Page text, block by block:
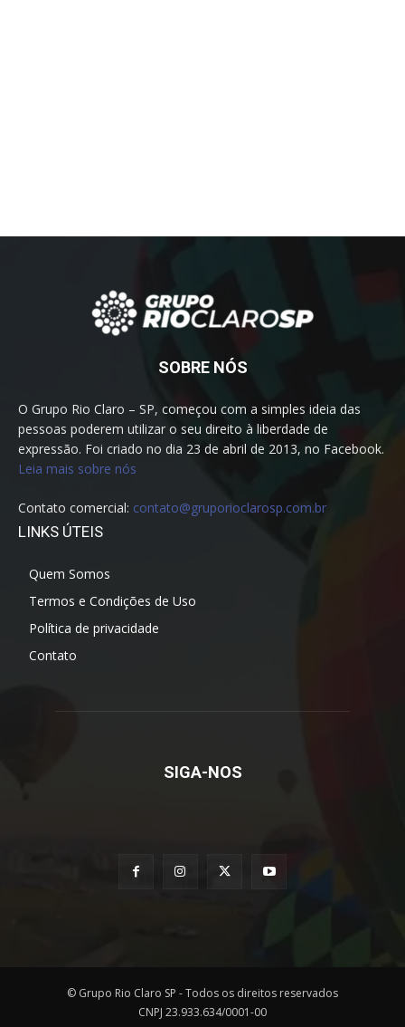
SOBRE NÓS
O Grupo Rio Claro – SP, começou com a simples ideia das
pessoas poderem utilizar o seu direito à liberdade de
expressão. Foi criado no dia 23 de abril de 2013, no Facebook.
Leia mais sobre nós
Contato comercial: contato@gruporioclarosp.com.br
LINKS ÚTEIS
Quem Somos
Termos e Condições de Uso
Política de privacidade
Contato
SIGA-NOS
© Grupo Rio Claro SP - Todos os direitos reservados
CNPJ 23.933.634/0001-00